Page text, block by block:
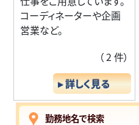
コーディネーターや企画
営業など。
（ 2 件）
▸ 詳しく見る
勤務地名で検索